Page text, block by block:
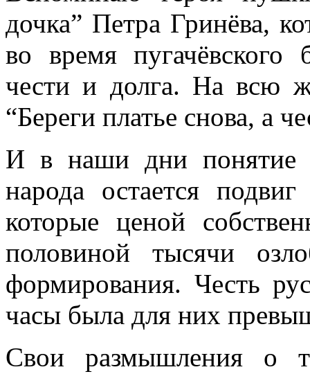
дочка” Петра Гринёва,
во время пугачёвского
чести и долга. На всю
“Береги платье снова, а
И в наши дни понятие
народа остается
которые ценой
половиной тысячи
формирования. Честь
часы была для них
Свои размышления о